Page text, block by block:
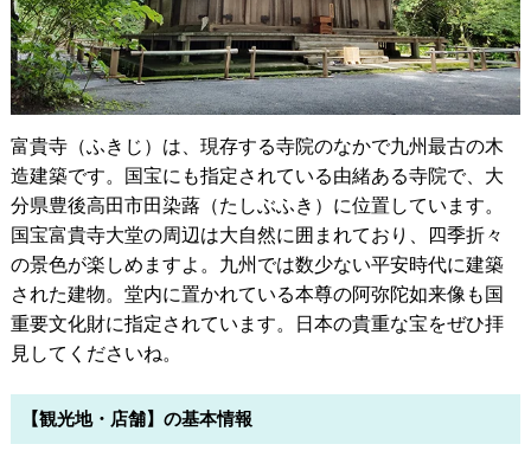
富貴寺（ふきじ）は、現存する寺院のなかで九州最古の木
造建築です。国宝にも指定されている由緒ある寺院で、大
分県豊後高田市田染蕗（たしぶふき）に位置しています。
国宝富貴寺大堂の周辺は大自然に囲まれており、四季折々
の景色が楽しめますよ。九州では数少ない平安時代に建築
された建物。堂内に置かれている本尊の阿弥陀如来像も国
重要文化財に指定されています。日本の貴重な宝をぜひ拝
見してくださいね。
【観光地・店舗】の基本情報